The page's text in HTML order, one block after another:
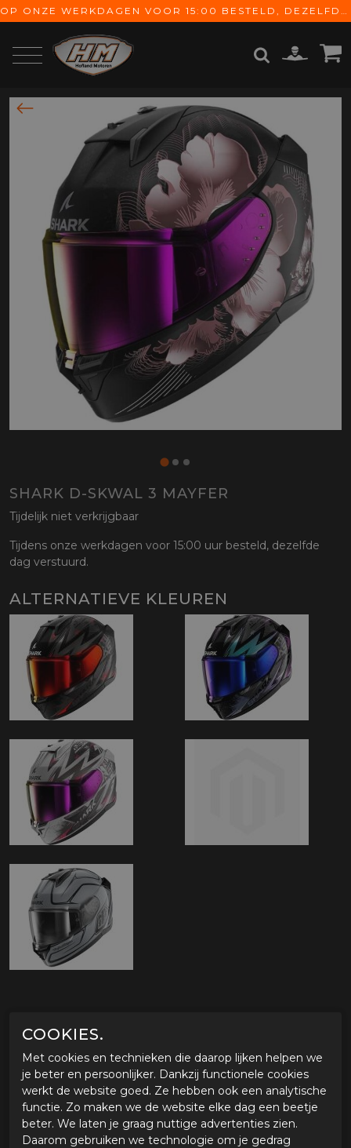
OP ONZE WERKDAGEN VOOR 15:00 BESTELD, DEZELFDE DAG VERZONDEN! GRATIS VERZENDING VANAF € 65,-
SHARK D-SKWAL 3 MAYFER
Tijdelijk niet verkrijgbaar
Tijdens onze werkdagen voor 15:00 uur besteld, dezelfde
dag verstuurd.
ALTERNATIEVE KLEUREN
De Shark D-Skwal 3 is een sportieve integraalhelm die een
strak en agressief design combineert met comfort en
moderne technologie. Deze helm is ontwikkeld voor rijders
die een dynamische look willen zonder in te leveren op
draagcomfort en veiligheid.
COOKIES.
Met cookies en technieken die daarop lijken helpen we
je beter en persoonlijker. Dankzij functionele cookies
werkt de website goed. Ze hebben ook een analytische
functie. Zo maken we de website elke dag een beetje
beter. We laten je graag nuttige advertenties zien.
Daarom gebruiken we technologie om je gedrag